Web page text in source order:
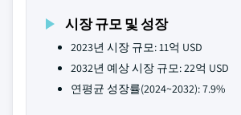
시장 규모 및 성장
2023년 시장 규모: 11억 USD
2032년 예상 시장 규모: 22억 USD
연평균 성장률(2024~2032): 7.9%